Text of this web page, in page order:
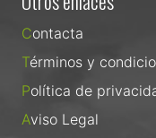
Contacta
Términos y
Política de
Aviso Legal